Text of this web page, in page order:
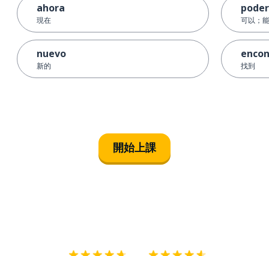
ahora
現在
nuevo
新的
poder
可以；
找到
開始上課